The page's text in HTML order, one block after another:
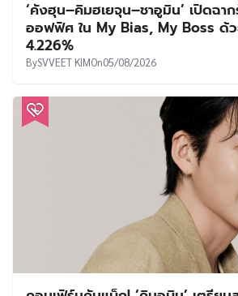
‘คังฮุน–คิมฮเยจุน–ชาอูมิน’ เปิดฉา
ออฟฟิศ ใน My Bias, My Boss ด้
4.226%
BySVVEET KIMOn05/08/2026